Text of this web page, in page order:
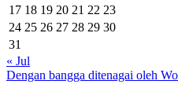
17 18 19 20 21 22 23
24 25 26 27 28 29 30
31
« Jul
Dengan bangga ditenagai oleh